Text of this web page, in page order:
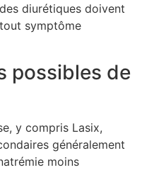
diurétiques doivent
symptôme
possibles de
y compris Lasix,
généralement
moins